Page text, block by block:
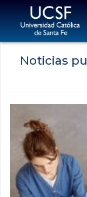
Noticias